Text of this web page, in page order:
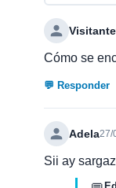
Visitante
Cómo se
💬 Responder
Adela27/
Sii ay